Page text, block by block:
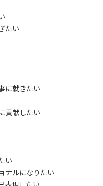
たい
に就きたい
貢献したい
い
ナルになりたい